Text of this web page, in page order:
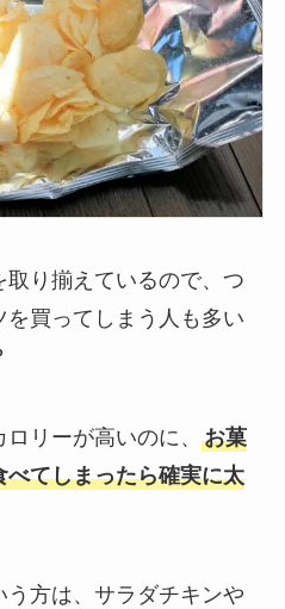
り揃えているので、つ
買ってしまう人も多い
リーが高いのに、 お菓
てしまったら確実に太
う方は、サラダチキンや